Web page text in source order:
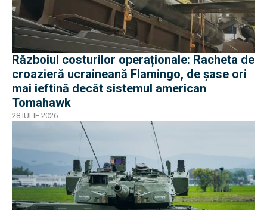
Războiul costurilor operaționale: Racheta de
croazieră ucraineană Flamingo, de șase ori
mai ieftină decât sistemul american
Tomahawk
28 IULIE 2026